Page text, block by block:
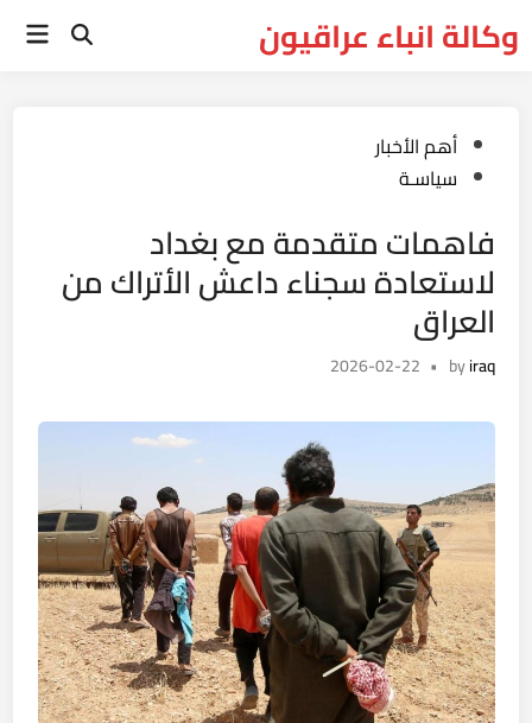
toوكالة انباء عراقيون Open
Posted
in
أهم الأخبار
سياسـة
فاهمات متقدمة مع بغداد
لاستعادة سجناء داعش الأتراك من
العراق
byiraq
•
2026-02-22